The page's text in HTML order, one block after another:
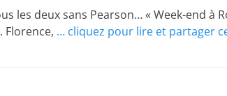
les deux sans Pearson… « Week-end à
Florence, … cliquez pour lire et partager